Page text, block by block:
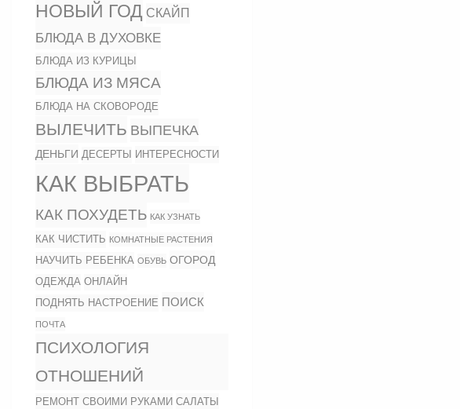
НОВЫЙ ГОД СКАЙП
БЛЮДА В ДУХОВКЕ
БЛЮДА ИЗ КУРИЦЫ
БЛЮДА ИЗ МЯСА
БЛЮДА НА СКОВОРОДЕ
ВЫЛЕЧИТЬ ВЫПЕЧКА
ДЕНЬГИ ДЕСЕРТЫ ИНТЕРЕСНОСТИ
КАК ВЫБРАТЬ
КАК ПОХУДЕТЬ КАК УЗНАТЬ
КАК ЧИСТИТЬ КОМНАТНЫЕ РАСТЕНИЯ
НАУЧИТЬ РЕБЕНКА ОБУВЬ ОГОРОД
ОДЕЖДА ОНЛАЙН
ПОДНЯТЬ НАСТРОЕНИЕ ПОИСК
ПОЧТА
ПСИХОЛОГИЯ
ОТНОШЕНИЙ
РЕМОНТ СВОИМИ РУКАМИ САЛАТЫ